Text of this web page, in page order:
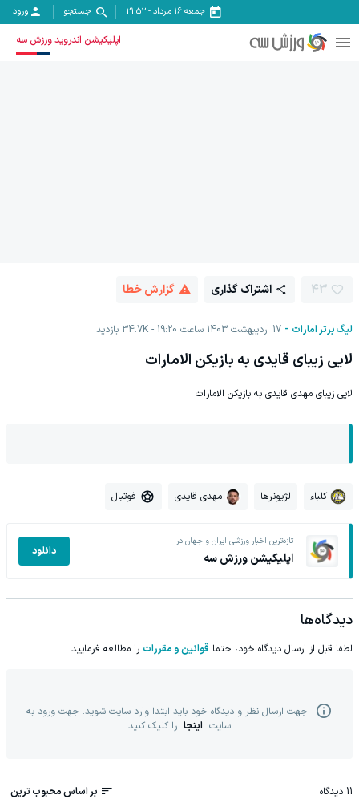
جمعه ۱۶ مرداد -
21:52 جستجو ورود
اپلیکیشن اندروید ورزش سه
لیگ برتر امارات 17 اردیبهشت 1403 ساعت 19:20 34.7K بازدید
43 اشتراک گذاری گزارش خطا
لایی زیبای قایدی به بازیکن الامارات
لایی زیبای مهدی قایدی به بازیکن الامارات
کلباء لژیونرها مهدی قایدی فوتبال
تازه‌ترین اخبار ورزشی ایران و جهان در
اپلیکیشن ورزش سه دانلود
دیدگاه‌ها
لطفا قبل از ارسال دیدگاه خود، حتما قوانین و مقررات را مطالعه فرمایید.
جهت ارسال نظر و دیدگاه خود باید ابتدا وارد سایت شوید. جهت ورود به
سایت اینجا را کلیک کنید
11 دیدگاه بر اساس محبوب ترین